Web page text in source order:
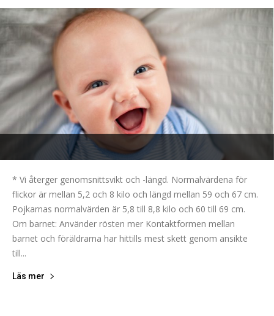
* Vi återger genomsnittsvikt och -längd. Normalvärdena för
flickor är mellan 5,2 och 8 kilo och längd mellan 59 och 67 cm.
Pojkarnas normalvärden är 5,8 till 8,8 kilo och 60 till 69 cm.
Om barnet: Använder rösten mer Kontaktformen mellan
barnet och föräldrarna har hittills mest skett genom ansikte
till...
Läs mer